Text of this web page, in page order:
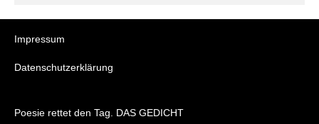
Impressum
Datenschutzerklärung
Poesie rettet den Tag. DAS GEDICHT